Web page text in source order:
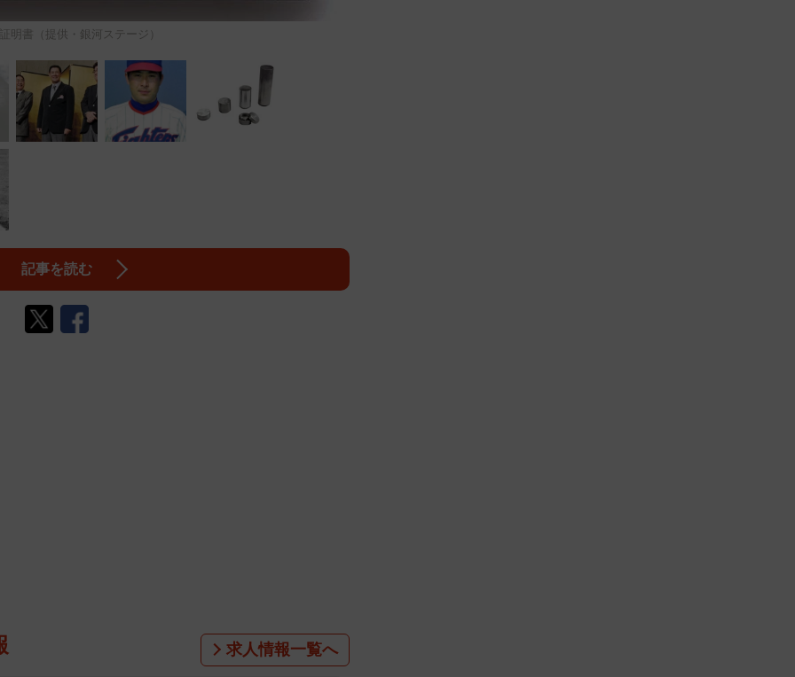
明書（提供・銀河ステージ）
記事を読む
求人情報一覧へ